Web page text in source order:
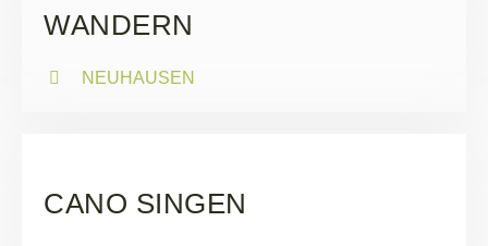
WANDERN
NEUHAUSEN
CANO SINGEN